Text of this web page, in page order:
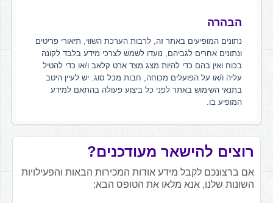
הבהרה
נתונים המופיעים באתר זה, לרבות הערכת השווי, תיאורי פריטים
ונתונים אחרים לגביהם, נועדו לשמש לצרכי מידע בלבד לקונה
בכוח ואין בהם כדי להיות מצג מצד ארט קלאב ו/או כדי להטיל
עליה ו/או על הפועלים מכוחה, חבות מכל סוג. יש לעיין היטב
בתנאי השימוש באתר לפני כל ביצוע פעולה בהתאם למידע
המופיע בו.
רוצים להישאר מעודכנים?
אם ברצונכם לקבל מידע אודות המכירות הבאות והפעילויות
השונות שלנו, אנא מלאו את הטופס הבא: